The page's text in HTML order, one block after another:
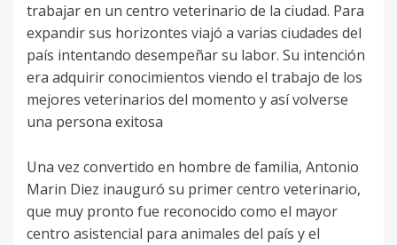
trabajar en un centro veterinario de la ciudad. Para
expandir sus horizontes viajó a varias ciudades del
país intentando desempeñar su labor. Su intención
era adquirir conocimientos viendo el trabajo de los
mejores veterinarios del momento y así volverse
una persona exitosa
Una vez convertido en hombre de familia, Antonio
Marin Diez inauguró su primer centro veterinario,
que muy pronto fue reconocido como el mayor
centro asistencial para animales del país y el